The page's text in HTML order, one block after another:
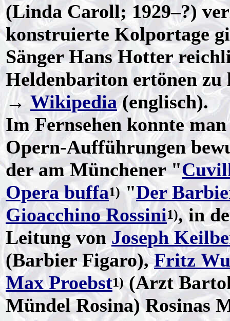
(Linda Caroll; 1929–?)
konstruierte Kolportage
Sänger Hans Hotter
Heldenbariton ertönen
→ Wikipedia(englisch).
Im Fernsehen konnte
Opern-Aufführungen
der am Münchener "
Opera buffa1)"Der
Gioacchino Rossini1), in
Leitung vonJoseph
(Barbier Figaro),Fritz
Max Proebst1)(Arzt
Mündel Rosina) Rosinas